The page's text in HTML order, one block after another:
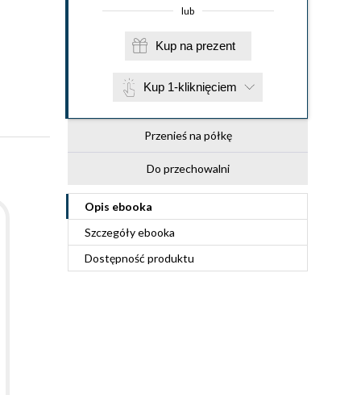
lub
Kup na prezent
Kup 1-kliknięciem
Przenieś na półkę
Do przechowalni
Opis ebooka
Szczegółyebooka
Dostępność produktu